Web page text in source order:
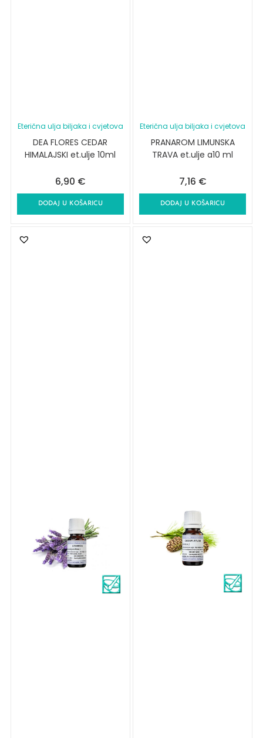
Eterična ulja biljaka i cvjetova
DEA FLORES CEDAR
HIMALAJSKI et.ulje 10ml
6,90 €
DODAJ U KOŠARICU
Eterična ulja biljaka i cvjetova
PRANAROM LIMUNSKA
TRAVA et.ulje a10 ml
7,16 €
DODAJ U KOŠARICU